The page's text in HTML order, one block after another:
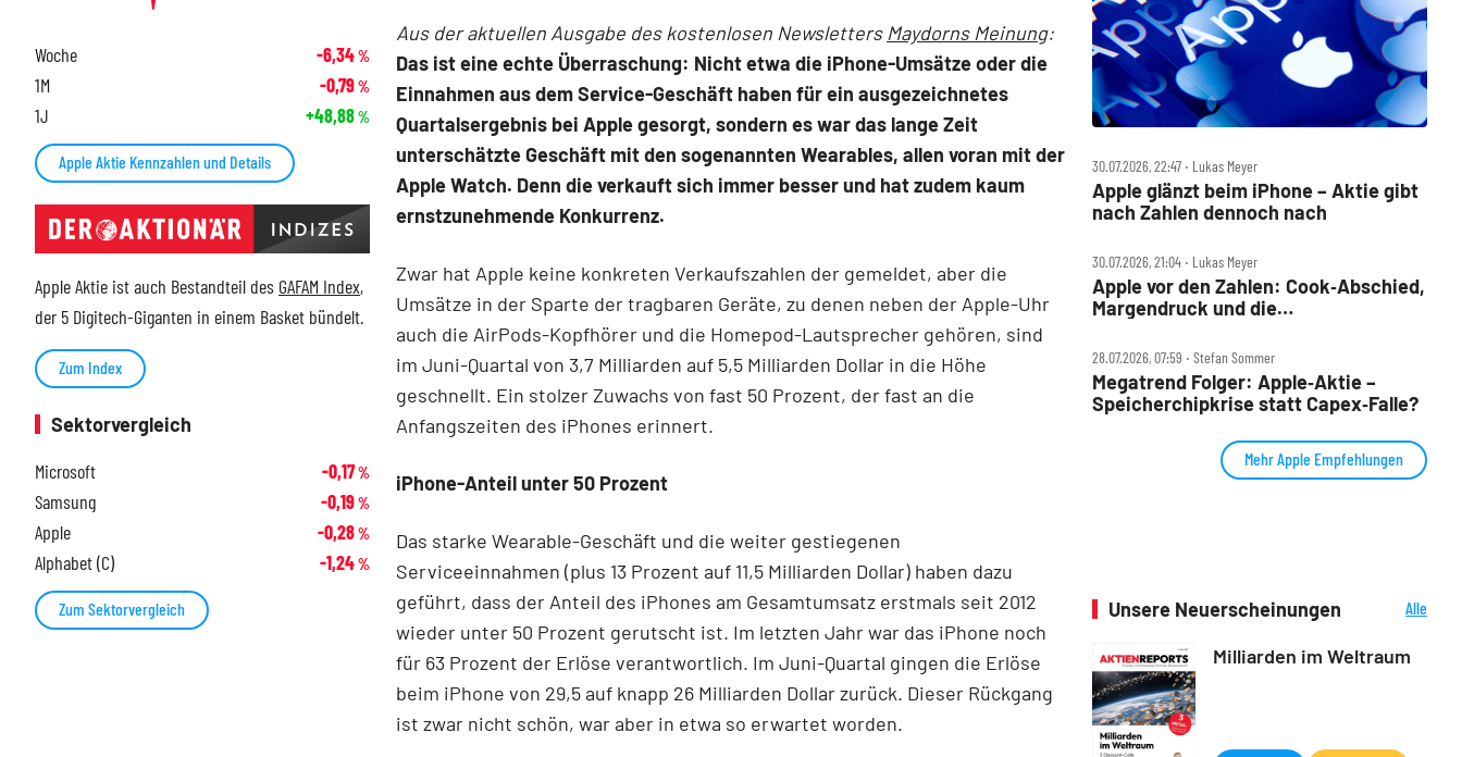
Aus der aktuellen Ausgabe des kostenlosen Newsletters Maydorns Meinung:
Das ist eine echte Überraschung: Nicht etwa die iPhone-Umsätze oder die
Einnahmen aus dem Service-Geschäft haben für ein ausgezeichnetes
Quartalsergebnis bei Apple gesorgt, sondern es war das lange Zeit
unterschätzte Geschäft mit den sogenannten Wearables, allen voran mit der
Apple Watch. Denn die verkauft sich immer besser und hat zudem kaum
ernstzunehmende Konkurrenz.
Zwar hat Apple keine konkreten Verkaufszahlen der gemeldet, aber die
Umsätze in der Sparte der tragbaren Geräte, zu denen neben der Apple-Uhr
auch die AirPods-Kopfhörer und die Homepod-Lautsprecher gehören, sind
im Juni-Quartal von 3,7 Milliarden auf 5,5 Milliarden Dollar in die Höhe
geschnellt. Ein stolzer Zuwachs von fast 50 Prozent, der fast an die
Anfangszeiten des iPhones erinnert.
iPhone-Anteil unter 50 Prozent
Das starke Wearable-Geschäft und die weiter gestiegenen
Serviceeinnahmen (plus 13 Prozent auf 11,5 Milliarden Dollar) haben dazu
geführt, dass der Anteil des iPhones am Gesamtumsatz erstmals seit 2012
wieder unter 50 Prozent gerutscht ist. Im letzten Jahr war das iPhone noch
für 63 Prozent der Erlöse verantwortlich. Im Juni-Quartal gingen die Erlöse
beim iPhone von 29,5 auf knapp 26 Milliarden Dollar zurück. Dieser Rückgang
ist zwar nicht schön, war aber in etwa so erwartet worden.
Woche -6,34%
1M -0,79%
1J +48,88%
Apple Aktie Kennzahlen und Details
Apple Aktie ist auch Bestandteil des GAFAM Index,
der 5 Digitech-Giganten in einem Basket bündelt.
Zum Index
Sektorvergleich
Microsoft
-0,17%
Samsung -0,19%
Apple -0,28%
Alphabet (C) -1,24%
Zum Sektorvergleich
30.07.2026, 22:47 ‧ Lukas Meyer
Apple glänzt beim iPhone – Aktie gibt
nach Zahlen dennoch nach
30.07.2026, 21:04 ‧ Lukas Meyer
Apple vor den Zahlen: Cook‑Abschied,
Margendruck und die
28.07.2026, 07:59 ‧ Stefan Sommer
Megatrend Folger: Apple‑Aktie –
Speicherchipkrise statt Capex‑Falle?
Mehr Apple Empfehlungen
Unsere Neuerscheinungen
Alle
Milliarden im Weltraum